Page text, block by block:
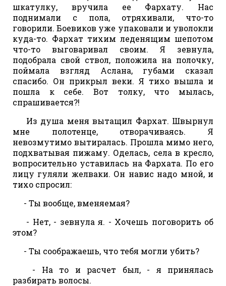
шкатулку, вручила ее Фархату. Нас
поднимали с пола, отряхивали, что-то
говорили. Боевиков уже упаковали и уволокли
куда-то. Фархат тихим леденящим шепотом
что-то выговаривал своим. Я зевнула,
подобрала свой ствол, положила на полочку,
поймала взгляд Аслана, губами сказал
спасибо. Он прикрыл веки. Я тихо вышла и
пошла к себе. Вот толку, что мылась,
спрашивается?!
Из душа меня вытащил Фархат. Швырнул
мне полотенце, отворачиваясь. Я
невозмутимо вытиралась. Прошла мимо него,
подхватывая пижаму. Оделась, села в кресло,
вопросительно уставилась на Фархата. По его
лицу гуляли желваки. Он навис надо мной, и
тихо спросил:
- Ты вообще, вменяемая?
- Нет, - зевнула я. - Хочешь поговорить об
этом?
- Ты соображаешь, что тебя могли убить?
- На то и расчет был, - я принялась
разбирать волосы.